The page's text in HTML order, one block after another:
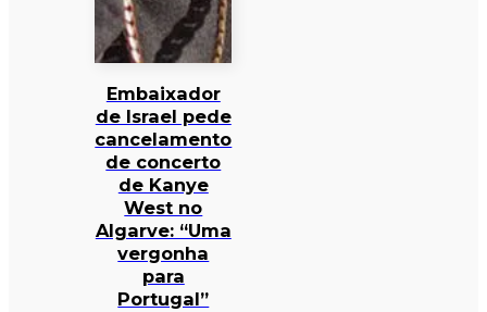
Embaixador
de Israel pede
cancelamento
de concerto
de Kanye
West no
Algarve: “Uma
vergonha
para
Portugal”